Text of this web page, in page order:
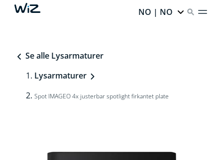
NO | NO
Se alle Lysarmaturer
Lysarmaturer
Spot IMAGEO 4x justerbar spotlight firkantet plate